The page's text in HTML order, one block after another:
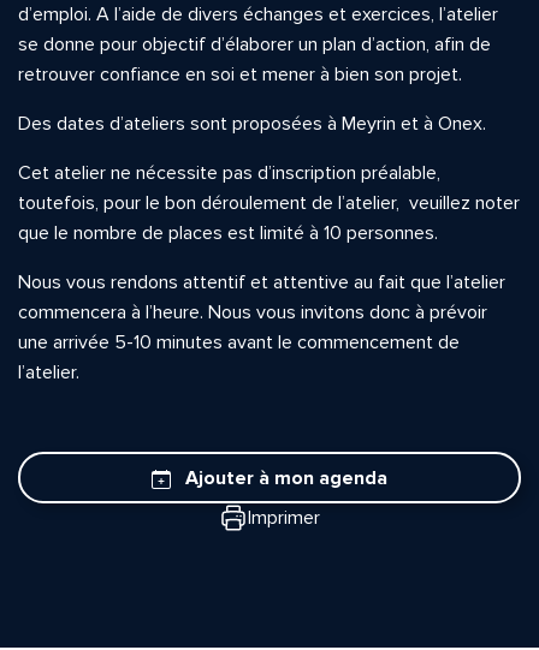
d’emploi. A l’aide de divers échanges et exercices, l’atelier
se donne pour objectif d’élaborer un plan d’action, afin de
retrouver confiance en soi et mener à bien son projet.
Des dates d’ateliers sont proposées à Meyrin et à Onex.
Cet atelier ne nécessite pas d’inscription préalable,
toutefois, pour le bon déroulement de l’atelier, veuillez noter
que le nombre de places est limité à 10 personnes.
Nous vous rendons attentif et attentive au fait que l’atelier
commencera à l’heure. Nous vous invitons donc à prévoir
une arrivée 5-10 minutes avant le commencement de
l’atelier.
Ajouter à mon agenda
Imprimer